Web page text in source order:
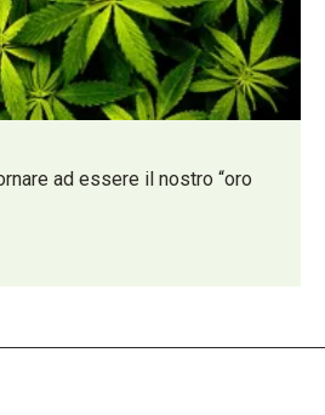
ad essere il nostro “oro